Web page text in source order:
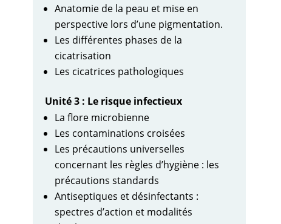
Anatomie de la peau et mise en
perspective lors d’une pigmentation.
Les différentes phases de la
cicatrisation
Les cicatrices pathologiques
Unité 3 : Le risque infectieux
La flore microbienne
Les contaminations croisées
Les précautions universelles
concernant les règles d’hygiène : les
précautions standards
Antiseptiques et désinfectants :
spectres d’action et modalités